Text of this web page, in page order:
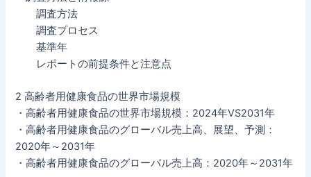
調査方法
調査プロセス
基準年
レポートの前提条件と注意点
2 高齢者用健康食品の世界市場規模
・高齢者用健康食品の世界市場規模：2024年VS2031年
・高齢者用健康食品のグローバル売上高、展望、予測：
2020年～2031年
・高齢者用健康食品のグローバル売上高：2020年～2031年